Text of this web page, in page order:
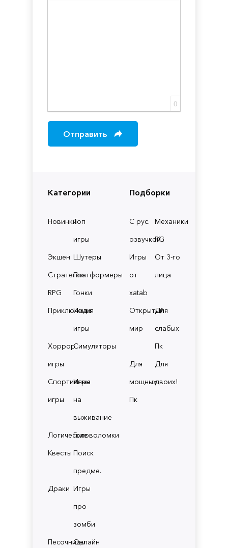
Категории
НовинкиТоп
игры
Экшен Шутеры
СтратегииПлатформеры
RPG
Гонки
Приключения
Инди
игры
Хоррор
игры
Симуляторы
Спортивные
игры
Игры
на
выживание
ЛогическиеГоловоломки
Квесты Поиск
предме.
Драки Игры
про
зомби
ПесочницыОнлайн
Подборки
С рус.
озвучкой
Механики
RG
Игры
от
xatab
От 3-го
лица
Открытый
мир
Для
слабых
Пк
Для
мощных
Пк
Для
двоих!
Вставка скрытого текста
Вставка цитаты
Вставка спойлера
0
Отправить